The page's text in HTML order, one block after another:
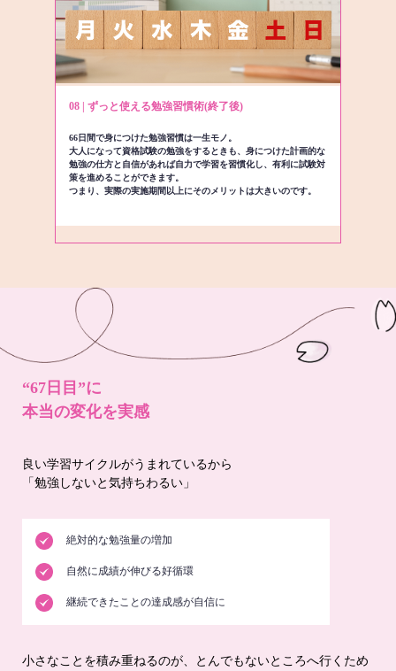
08 | ずっと使える勉強習慣術(終了後)
66日間で身につけた勉強習慣は一生モノ。
大人になって資格試験の勉強をするときも、身につけた計画的な
勉強の仕方と自信があれば自力で学習を習慣化し、有利に試験対
策を進めることができます。
つまり、実際の実施期間以上にそのメリットは大きいのです。
“67日目”に
本当の変化を実感
良い学習サイクルがうまれているから
「勉強しないと気持ちわるい」
絶対的な勉強量の増加
自然に成績が伸びる好循環
継続できたことの達成感が自信に
小さなことを積み重ねるのが、とんでもないところへ行くため